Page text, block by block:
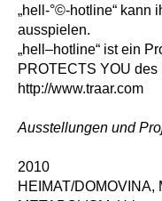
„hell-°©‐hotline“ kann
ausspielen.
„hell–hotline“ ist ein
PROTECTS YOU des
http://www.traar.com
Ausstellungen und
2010
HEIMAT/DOMOVINA,